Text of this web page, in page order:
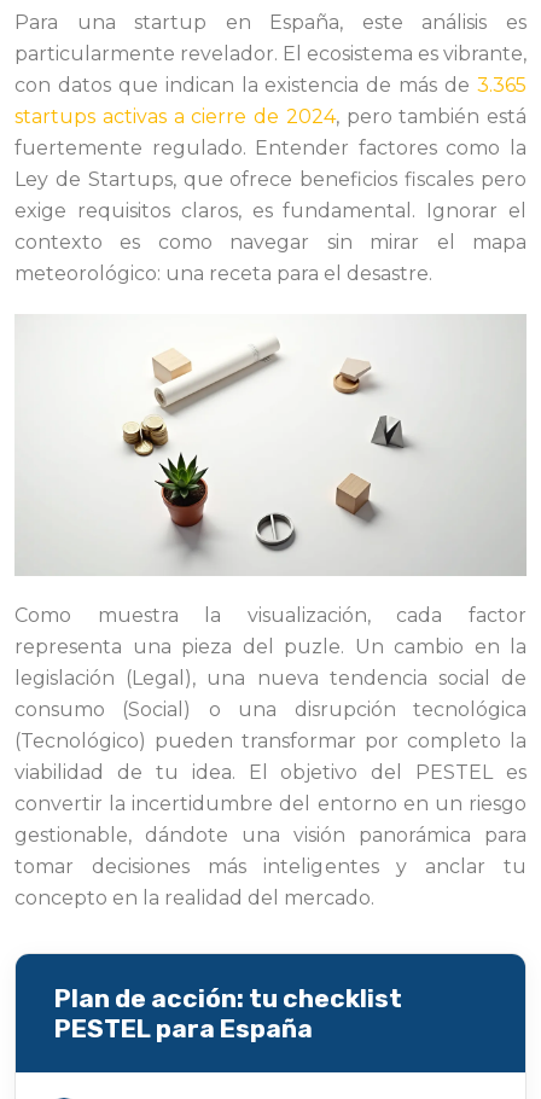
Para una startup en España, este análisis es
particularmente revelador. El ecosistema es vibrante,
con datos que indican la existencia de más de 3.365
startups activas a cierre de 2024, pero también está
fuertemente regulado. Entender factores como la
Ley de Startups, que ofrece beneficios fiscales pero
exige requisitos claros, es fundamental. Ignorar el
contexto es como navegar sin mirar el mapa
meteorológico: una receta para el desastre.
Como muestra la visualización, cada factor
representa una pieza del puzle. Un cambio en la
legislación (Legal), una nueva tendencia social de
consumo (Social) o una disrupción tecnológica
(Tecnológico) pueden transformar por completo la
viabilidad de tu idea. El objetivo del PESTEL es
convertir la incertidumbre del entorno en un riesgo
gestionable, dándote una visión panorámica para
tomar decisiones más inteligentes y anclar tu
concepto en la realidad del mercado.
Plan de acción: tu checklist
PESTEL para España